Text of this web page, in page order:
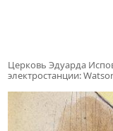
Церковь Эдуарда
электростанции: